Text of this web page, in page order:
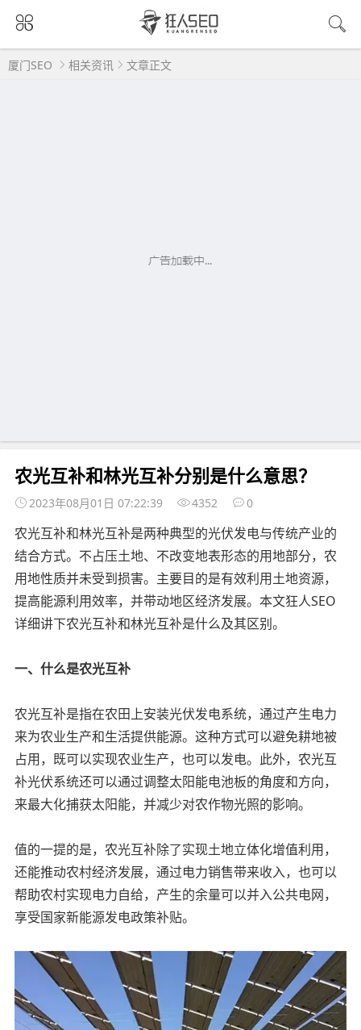
厦门SEO 相关资讯 文章正文
农光互补和林光互补分别是什么意思？
2023年08月01日 07:22:39 4352 0
农光互补和林光互补是两种典型的光伏发电与传统产业的
结合方式。不占压土地、不改变地表形态的用地部分，农
用地性质并未受到损害。主要目的是有效利用土地资源，
提高能源利用效率，并带动地区经济发展。本文狂人SEO
详细讲下农光互补和林光互补是什么及其区别。
一、什么是农光互补
农光互补是指在农田上安装光伏发电系统，通过产生电力
来为农业生产和生活提供能源。这种方式可以避免耕地被
占用，既可以实现农业生产，也可以发电。此外，农光互
补光伏系统还可以通过调整太阳能电池板的角度和方向，
来最大化捕获太阳能，并减少对农作物光照的影响。
值的一提的是，农光互补除了实现土地立体化增值利用，
还能推动农村经济发展，通过电力销售带来收入，也可以
帮助农村实现电力自给，产生的余量可以并入公共电网，
享受国家新能源发电政策补贴。